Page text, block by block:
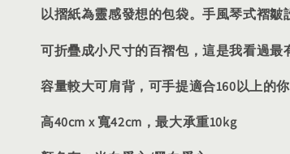
以摺紙為靈感發想的包袋。手風琴式褶皺
可折疊成小尺寸的百褶包，這是我看過最
容量較大可肩背，可手提適合160以上的你
高40cm x 寬42cm，最大承重10kg